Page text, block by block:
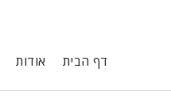
דף הבית אודות